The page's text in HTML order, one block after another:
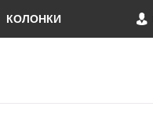
КОЛОНКИ